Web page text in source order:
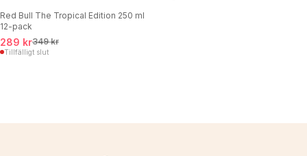
Red Bull The Tropical Edition 250 ml
12-pack
289 kr349 kr
Tillfälligt slut